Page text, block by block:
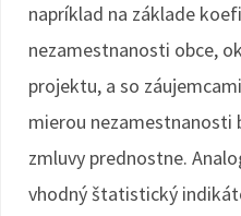
napríklad na základe
nezamestnanosti obce,
projektu, a so
mierou nezamestnanosti
zmluvy prednostne.
vhodný štatistický